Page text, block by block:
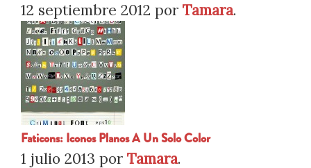
12 septiembre 2012 por Tamara.
Faticons: Iconos Planos A Un Solo Color
1 julio 2013 por Tamara.